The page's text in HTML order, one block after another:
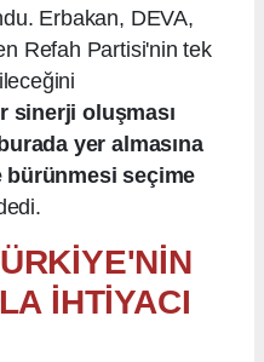
Erbakan, DEVA,
Refah Partisi'nin tek
sinerji oluşması
yer almasına
bürünmesi seçime
İHTİYACI